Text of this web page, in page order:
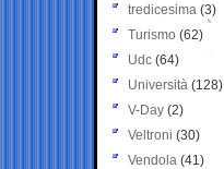
tredicesima (3)
Turismo (62)
Udc (64)
Università (128)
V-Day (2)
Veltroni (30)
Vendola (41)